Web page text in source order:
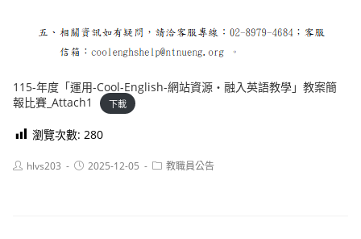
115-年度「運用-Cool-English-網站資源‧融入英語教學」教案簡
報比賽_Attach1
下載
瀏覽次數: 280
Posthlvs203
Post2025-12-05
Post教職員公告